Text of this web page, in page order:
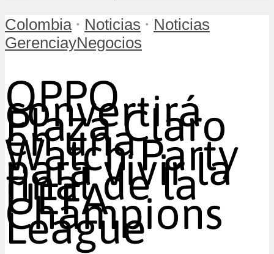
Colombia • Noticias • Noticias
GerenciayNegocios
OPPO
convertirá
Plaza Claro
en una
Watch Party
para vivir la
final de la
UEFA
Champions
League